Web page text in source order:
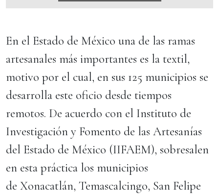
En el Estado de México una de las ramas
artesanales más importantes es la textil,
motivo por el cual, en sus 125 municipios se
desarrolla este oficio desde tiempos
remotos. De acuerdo con el Instituto de
Investigación y Fomento de las Artesanías
del Estado de México (IIFAEM), sobresalen
en esta práctica los municipios
de Xonacatlán, Temascalcingo, San Felipe